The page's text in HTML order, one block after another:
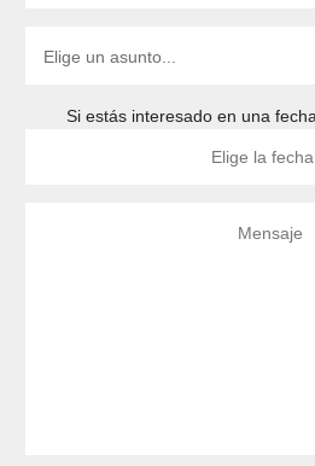
Si estás interesado en una